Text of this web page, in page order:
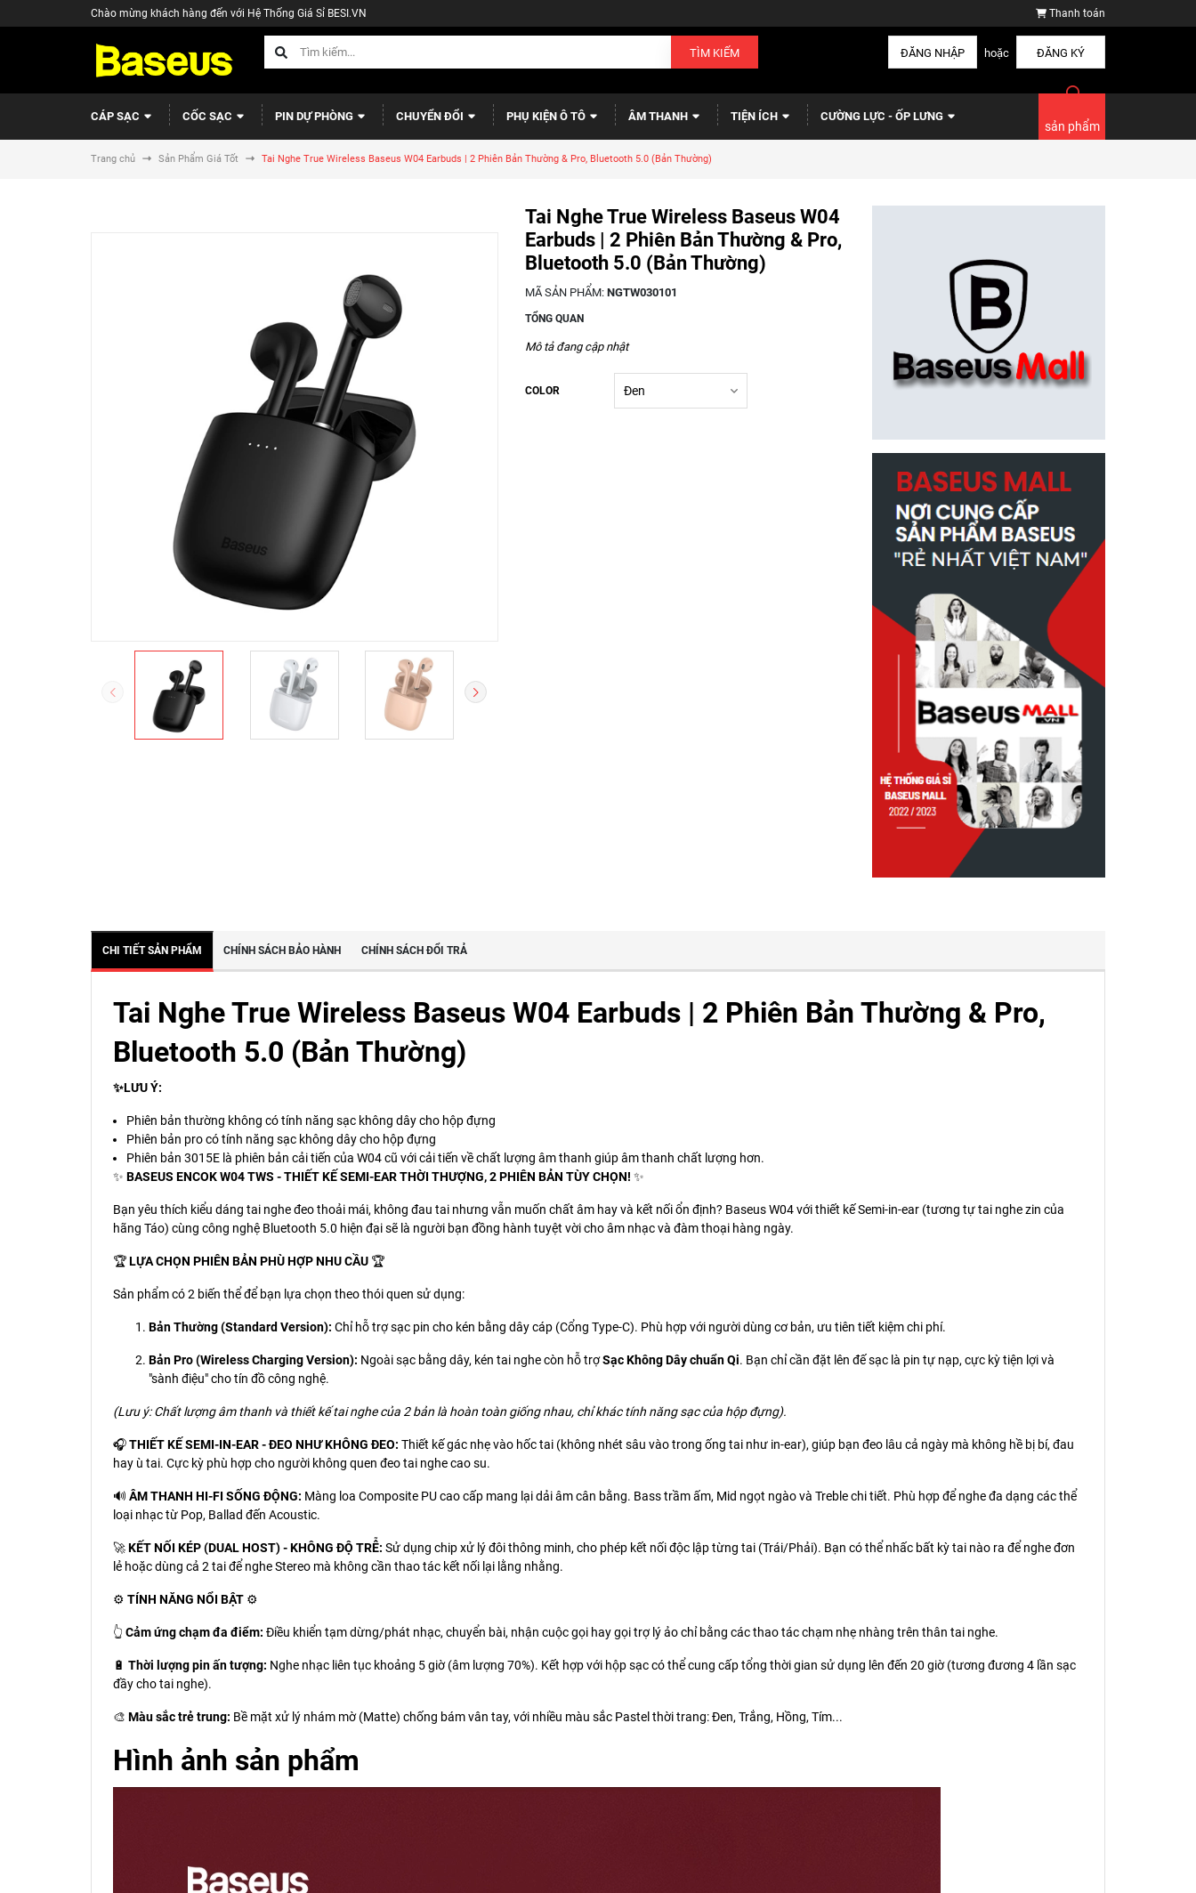
Chào mừng khách hàng đến với Hệ Thống Giá Sỉ BESI.VN Thanh toán
TÌM KIẾM ĐĂNG NHẬP hoặc ĐĂNG KÝ
CÁP SẠC CỐC SẠC PIN DỰ PHÒNG CHUYỂN ĐỔI PHỤ KIỆN Ô TÔ ÂM THANH TIỆN ÍCH CƯỜNG LỰC - ỐP LƯNG
sản phẩm
Trang chủ Sản Phẩm Giá Tốt Tai Nghe True Wireless Baseus W04 Earbuds | 2 Phiên Bản Thường & Pro, Bluetooth 5.0 (Bản Thường)
Tai Nghe True Wireless Baseus W04
Earbuds | 2 Phiên Bản Thường & Pro,
Bluetooth 5.0 (Bản Thường)
MÃ SẢN PHẨM: NGTW030101
TỔNG QUAN
Mô tả đang cập nhật
COLOR
CHI TIẾT SẢN PHẨM CHÍNH SÁCH BẢO HÀNH CHÍNH SÁCH ĐỔI TRẢ
Tai Nghe True Wireless Baseus W04 Earbuds | 2 Phiên Bản Thường & Pro,
Bluetooth 5.0 (Bản Thường)
✨LƯU Ý:
Phiên bản thường không có tính năng sạc không dây cho hộp đựng
Phiên bản pro có tính năng sạc không dây cho hộp đựng
Phiên bản 3015E là phiên bản cải tiến của W04 cũ với cải tiến về chất lượng âm thanh giúp âm thanh chất lượng hơn.
✨ BASEUS ENCOK W04 TWS - THIẾT KẾ SEMI-EAR THỜI THƯỢNG, 2 PHIÊN BẢN TÙY CHỌN! ✨
Bạn yêu thích kiểu dáng tai nghe đeo thoải mái, không đau tai nhưng vẫn muốn chất âm hay và kết nối ổn định? Baseus W04 với thiết kế Semi-in-ear (tương tự tai nghe zin của
hãng Táo) cùng công nghệ Bluetooth 5.0 hiện đại sẽ là người bạn đồng hành tuyệt vời cho âm nhạc và đàm thoại hàng ngày.
🏆LỰA CHỌN PHIÊN BẢN PHÙ HỢP NHU CẦU 🏆
Sản phẩm có 2 biến thể để bạn lựa chọn theo thói quen sử dụng:
Bản Thường (Standard Version): Chỉ hỗ trợ sạc pin cho kén bằng dây cáp (Cổng Type-C). Phù hợp với người dùng cơ bản, ưu tiên tiết kiệm chi phí.
Bản Pro (Wireless Charging Version): Ngoài sạc bằng dây, kén tai nghe còn hỗ trợSạc Không Dây chuẩn Qi. Bạn chỉ cần đặt lên đế sạc là pin tự nạp, cực kỳ tiện lợi và
"sành điệu" cho tín đồ công nghệ.
(Lưu ý: Chất lượng âm thanh và thiết kế tai nghe của 2 bản là hoàn toàn giống nhau, chỉ khác tính năng sạc của hộp đựng).
🎧THIẾT KẾ SEMI-IN-EAR - ĐEO NHƯ KHÔNG ĐEO: Thiết kế gác nhẹ vào hốc tai (không nhét sâu vào trong ống tai như in-ear), giúp bạn đeo lâu cả ngày mà không hề bị bí, đau
hay ù tai. Cực kỳ phù hợp cho người không quen đeo tai nghe cao su.
🔊 ÂM THANH HI-FI SỐNG ĐỘNG: Màng loa Composite PU cao cấp mang lại dải âm cân bằng. Bass trầm ấm, Mid ngọt ngào và Treble chi tiết. Phù hợp để nghe đa dạng các thể
loại nhạc từ Pop, Ballad đến Acoustic.
🚀KẾT NỐI KÉP (DUAL HOST) - KHÔNG ĐỘ TRỄ: Sử dụng chip xử lý đôi thông minh, cho phép kết nối độc lập từng tai (Trái/Phải). Bạn có thể nhấc bất kỳ tai nào ra để nghe đơn
lẻ hoặc dùng cả 2 tai để nghe Stereo mà không cần thao tác kết nối lại lằng nhằng.
⚙️ TÍNH NĂNG NỔI BẬT ⚙️
👆 Cảm ứng chạm đa điểm: Điều khiển tạm dừng/phát nhạc, chuyển bài, nhận cuộc gọi hay gọi trợ lý ảo chỉ bằng các thao tác chạm nhẹ nhàng trên thân tai nghe.
🔋 Thời lượng pin ấn tượng: Nghe nhạc liên tục khoảng 5 giờ (âm lượng 70%). Kết hợp với hộp sạc có thể cung cấp tổng thời gian sử dụng lên đến 20 giờ (tương đương 4 lần sạc
đầy cho tai nghe).
🎨 Màu sắc trẻ trung: Bề mặt xử lý nhám mờ (Matte) chống bám vân tay, với nhiều màu sắc Pastel thời trang: Đen, Trắng, Hồng, Tím...
Hình ảnh sản phẩm